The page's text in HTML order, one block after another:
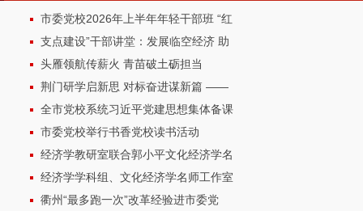
市委党校2026年上半年年轻干部班 “红
支点建设”干部讲堂：发展临空经济 助
头雁领航传薪火 青苗破土砺担当
荆门研学启新思 对标奋进谋新篇 ——
全市党校系统习近平党建思想集体备课
市委党校举行书香党校读书活动
经济学教研室联合郭小平文化经济学名
经济学学科组、文化经济学名师工作室
衢州“最多跑一次”改革经验进市委党